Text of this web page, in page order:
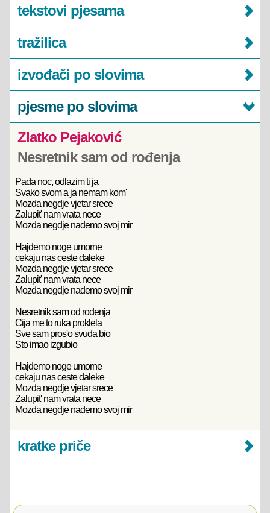
tekstovi pjesama
tražilica
izvođači po slovima
pjesme po slovima
Zlatko Pejaković
Nesretnik sam od rođenja
Pada noc, odlazim ti ja
Svako svom a ja nemam kom'
Mozda negdje vjetar srece
Zalupit' nam vrata nece
Mozda negdje nademo svoj mir
Hajdemo noge umorne
cekaju nas ceste daleke
Mozda negdje vjetar srece
Zalupit' nam vrata nece
Mozda negdje nademo svoj mir
Nesretnik sam od rodenja
Cija me to ruka proklela
Sve sam pros'o svuda bio
Sto imao izgubio
Hajdemo noge umorne
cekaju nas ceste daleke
Mozda negdje vjetar srece
Zalupit' nam vrata nece
Mozda negdje nademo svoj mir
kratke priče